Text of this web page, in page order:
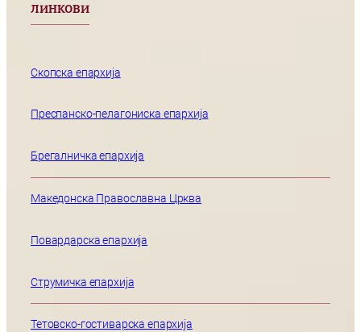
ЛИНКОВИ
Скопска епархија
Преспанско-пелагониска епархија
Брегалничка епархија
Македонска Православна Црква
Повардарска епархија
Струмичка епархија
Тетовско-гостиварска епархија